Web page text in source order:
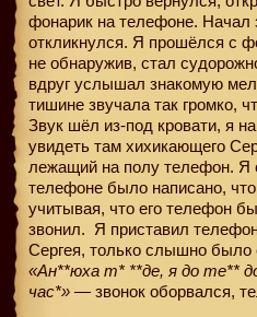
фонарик на телефоне. Начал
откликнулся. Я прошёлся с
не обнаружив, стал
вдруг услышал знакомую
тишине звучала так громко,
Звук шёл из-под кровати, я
увидеть там хихикающего
лежащий на полу телефон. Я
телефоне было написано,
учитывая, что его телефон
звонил. Я приставил
Сергея, только слышно было
«Ан**юха т* **де, я до те**
час*» — звонок оборвался,